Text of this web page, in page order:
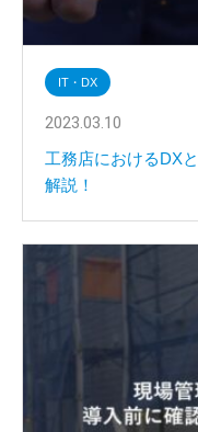
IT・DX
2023.03.10
工務店におけるDX
解説！